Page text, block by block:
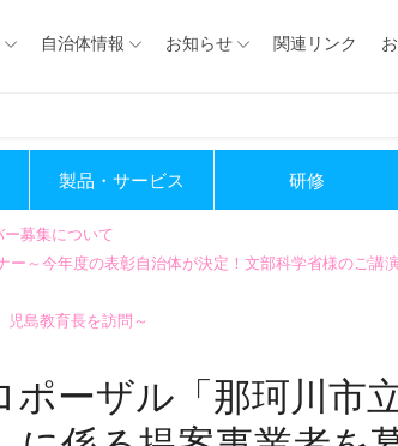
自治体情報 お知らせ 関連リンク
製品・サービス 研修
募集について
～今年度の表彰自治体が決定！文部科学省様のご講
島教育長を訪問～
ーザル「那珂川市